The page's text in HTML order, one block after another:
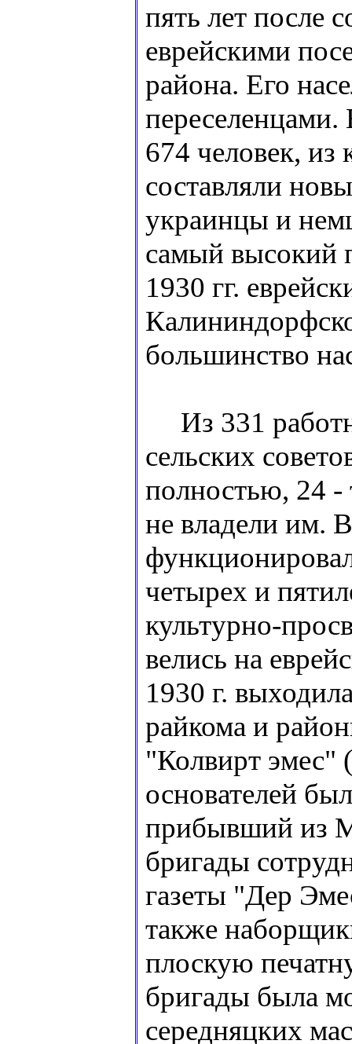
пять лет после
еврейскими
района. Его
переселенцами.
674 человек,
составляли
украинцы и
самый высокий
1930 гг.
большинство
Из 331
сельских
полностью, 24 -
не владели им.
четырех и
культурно-
велись на
1930 г.
райкома и
"Колвирт эмес"
основателей
прибывший из
бригады
газеты "Дер
также
плоскую
бригады была
середняцких